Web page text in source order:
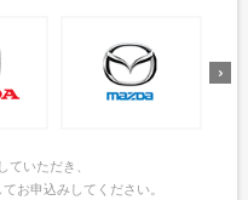
いただき、
お申込みしてください。